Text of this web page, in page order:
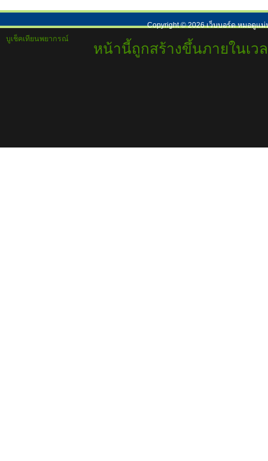
Copyright ©2026เว็บบอร์ด หมอดูแม่
บูเช็คเทียนพยากรณ์
หน้านี้ถูกสร้างขึ้นภายในเว